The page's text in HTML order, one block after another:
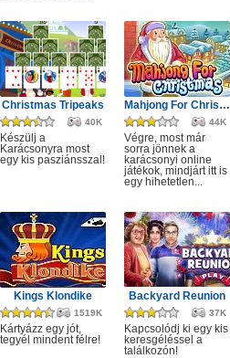
Christmas Tripeaks
40K
Készülj a
Karácsonyra most
egy kis pasziánsszal!
Mahjong For Christmas
44K
Végre, most már
sorra jönnek a
karácsonyi online
játékok, mindjárt itt is
egy hihetetlen...
Kings Klondike
1519K
Kártyázz egy jót,
tegyél mindent félre!
Backyard Reunion
37K
Kapcsolódj ki egy kis
keresgéléssel a
találkozón!